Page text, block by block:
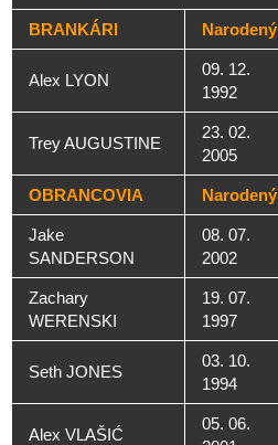
BRANKÁRI Narodený
Alex LYON
09. 12.
1992
Trey AUGUSTINE
23. 02.
2005
OBRANCOVIA Narodený
Jake
SANDERSON
08. 07.
2002
Zachary
WERENSKI
19. 07.
1997
Seth JONES
03. 10.
1994
Alex VLAŠIĆ
05. 06.